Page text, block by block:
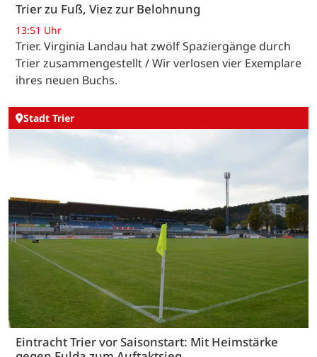
Trier zu Fuß, Viez zur Belohnung
13:51 Uhr
Trier. Virginia Landau hat zwölf Spaziergänge durch
Trier zusammengestellt / Wir verlosen vier Exemplare
ihres neuen Buchs.
Stadt Trier
Eintracht Trier vor Saisonstart: Mit Heimstärke